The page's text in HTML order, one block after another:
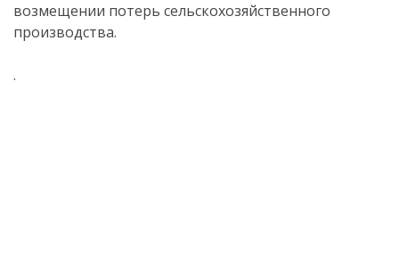
возмещении потерь сельскохозяйственного
производства.
.